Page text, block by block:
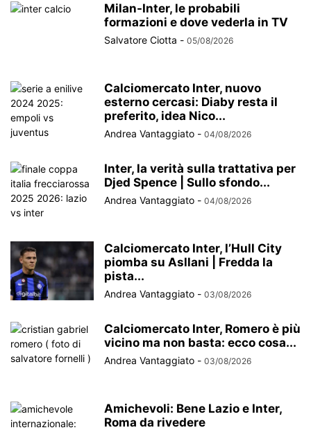
Milan-Inter, le probabili
formazioni e dove vederla in TV
Salvatore Ciotta - 05/08/2026
Calciomercato Inter, nuovo
esterno cercasi: Diaby resta il
preferito, idea Nico...
Andrea Vantaggiato - 04/08/2026
Inter, la verità sulla trattativa per
Djed Spence | Sullo sfondo...
Andrea Vantaggiato - 04/08/2026
Calciomercato Inter, l’Hull City
piomba su Asllani | Fredda la
pista...
Andrea Vantaggiato - 03/08/2026
Calciomercato Inter, Romero è più
vicino ma non basta: ecco cosa...
Andrea Vantaggiato - 03/08/2026
Amichevoli: Bene Lazio e Inter,
Roma da rivedere